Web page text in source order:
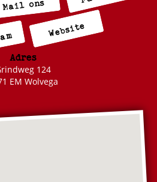
Mail ons
Website
Adres
124
EM Wolvega